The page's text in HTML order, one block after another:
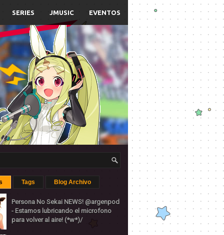
SERIES JMUSIC EVENTOS
Tags Blog Archivo
Persona No Sekai NEWS! @argenpod
- Estamos lubricando el microfono
para volver al aire! (*w*)/